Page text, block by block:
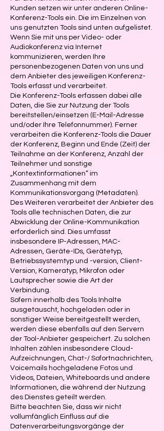
Kunden setzen wir unter anderen Online-
Konferenz-Tools ein. Die im Einzelnen von
uns genutzten Tools sind unten aufgelistet.
Wenn Sie mit uns per Video- oder
Audiokonferenz via Internet
kommunizieren, werden Ihre
personenbezogenen Daten von uns und
dem Anbieter des jeweiligen Konferenz-
Tools erfasst und verarbeitet.
Die Konferenz-Tools erfassen dabei alle
Daten, die Sie zur Nutzung der Tools
bereitstellen/einsetzen (E-Mail-Adresse
und/oder Ihre Telefonnummer). Ferner
verarbeiten die Konferenz-Tools die Dauer
der Konferenz, Beginn und Ende (Zeit) der
Teilnahme an der Konferenz, Anzahl der
Teilnehmer und sonstige
„Kontextinformationen“ im
Zusammenhang mit dem
Kommunikationsvorgang (Metadaten).
Des Weiteren verarbeitet der Anbieter des
Tools alle technischen Daten, die zur
Abwicklung der Online-Kommunikation
erforderlich sind. Dies umfasst
insbesondere IP-Adressen, MAC-
Adressen, Geräte-IDs, Gerätetyp,
Betriebssystemtyp und -version, Client-
Version, Kameratyp, Mikrofon oder
Lautsprecher sowie die Art der
Verbindung.
Sofern innerhalb des Tools Inhalte
ausgetauscht, hochgeladen oder in
sonstiger Weise bereitgestellt werden,
werden diese ebenfalls auf den Servern
der Tool-Anbieter gespeichert. Zu solchen
Inhalten zählen insbesondere Cloud-
Aufzeichnungen, Chat-/ Sofortnachrichten,
Voicemails hochgeladene Fotos und
Videos, Dateien, Whiteboards und andere
Informationen, die während der Nutzung
des Dienstes geteilt werden.
Bitte beachten Sie, dass wir nicht
vollumfänglich Einfluss auf die
Datenverarbeitungsvorgänge der